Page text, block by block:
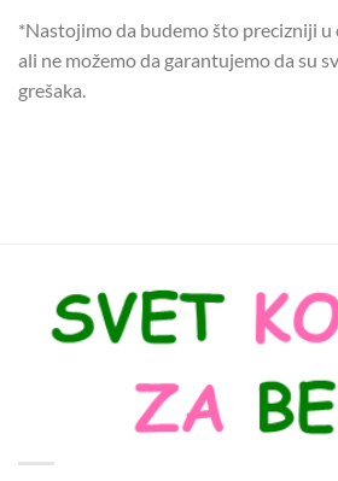
*Nastojimo da budemo što precizniji
ali ne možemo da garantujemo da su
grešaka.